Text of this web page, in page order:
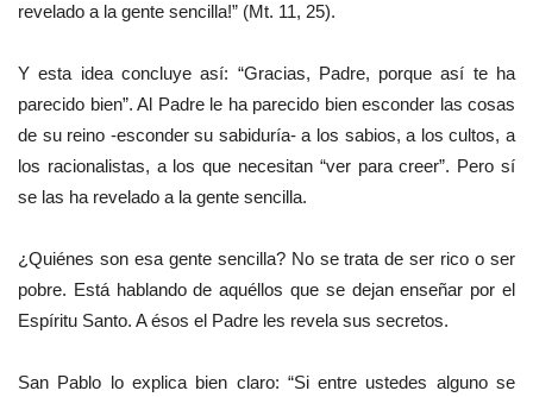
revelado a la gente sencilla!” (Mt. 11, 25).
Y esta idea concluye así: “Gracias, Padre, porque así te ha
parecido bien”. Al Padre le ha parecido bien esconder las cosas
de su reino -esconder su sabiduría- a los sabios, a los cultos, a
los racionalistas, a los que necesitan “ver para creer”. Pero sí
se las ha revelado a la gente sencilla.
¿Quiénes son esa gente sencilla? No se trata de ser rico o ser
pobre. Está hablando de aquéllos que se dejan enseñar por el
Espíritu Santo. A ésos el Padre les revela sus secretos.
San Pablo lo explica bien claro: “Si entre ustedes alguno se